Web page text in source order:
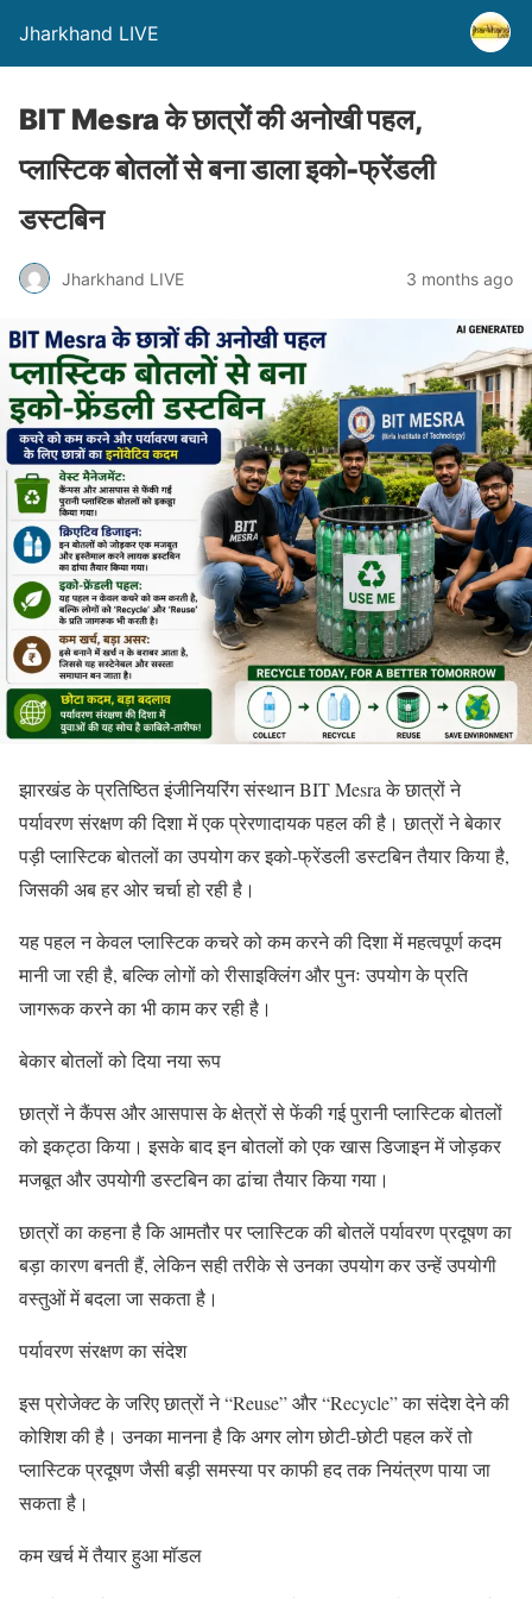
Jharkhand LIVE
BIT Mesra के छात्रों की अनोखी पहल,
प्लास्टिक बोतलों से बना डाला इको-फ्रेंडली
डस्टबिन
Jharkhand LIVE 3 months ago
झारखंड के प्रतिष्ठित इंजीनियरिंग संस्थान BIT Mesra के छात्रों ने
पर्यावरण संरक्षण की दिशा में एक प्रेरणादायक पहल की है। छात्रों ने बेकार
पड़ी प्लास्टिक बोतलों का उपयोग कर इको-फ्रेंडली डस्टबिन तैयार किया है,
जिसकी अब हर ओर चर्चा हो रही है।
यह पहल न केवल प्लास्टिक कचरे को कम करने की दिशा में महत्वपूर्ण कदम
मानी जा रही है, बल्कि लोगों को रीसाइक्लिंग और पुनः उपयोग के प्रति
जागरूक करने का भी काम कर रही है।
बेकार बोतलों को दिया नया रूप
छात्रों ने कैंपस और आसपास के क्षेत्रों से फेंकी गई पुरानी प्लास्टिक बोतलों
को इकट्ठा किया। इसके बाद इन बोतलों को एक खास डिजाइन में जोड़कर
मजबूत और उपयोगी डस्टबिन का ढांचा तैयार किया गया।
छात्रों का कहना है कि आमतौर पर प्लास्टिक की बोतलें पर्यावरण प्रदूषण का
बड़ा कारण बनती हैं, लेकिन सही तरीके से उनका उपयोग कर उन्हें उपयोगी
वस्तुओं में बदला जा सकता है।
पर्यावरण संरक्षण का संदेश
इस प्रोजेक्ट के जरिए छात्रों ने “Reuse” और “Recycle” का संदेश देने की
कोशिश की है। उनका मानना है कि अगर लोग छोटी-छोटी पहल करें तो
प्लास्टिक प्रदूषण जैसी बड़ी समस्या पर काफी हद तक नियंत्रण पाया जा
सकता है।
कम खर्च में तैयार हुआ मॉडल